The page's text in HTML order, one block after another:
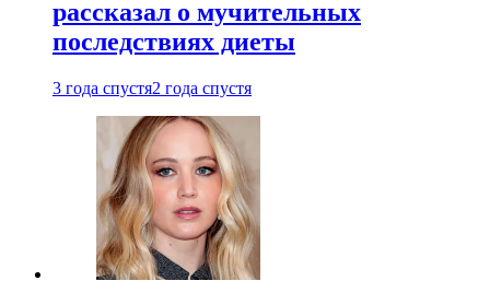
рассказал о мучительных
последствиях диеты
3 года спустя2 года спустя